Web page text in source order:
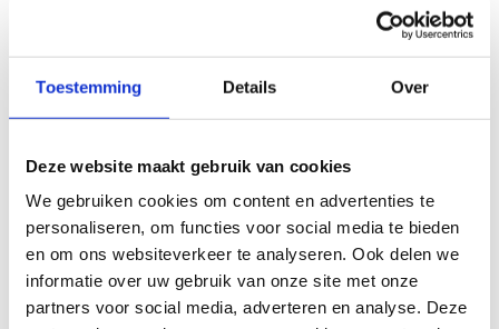
Toestemming Details Over
Deze website maakt gebruik van cookies
We gebruiken cookies om content en advertenties te
personaliseren, om functies voor social media te bieden
en om ons websiteverkeer te analyseren. Ook delen we
informatie over uw gebruik van onze site met onze
partners voor social media, adverteren en analyse. Deze
Daihatsu Cuore L501
Bouwjaar 1994 - 1998